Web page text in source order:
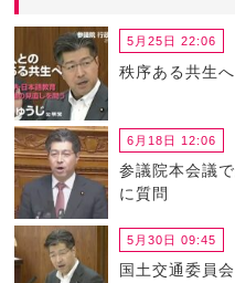
5月25日 22:06
秩序ある共生
6月18日 12:06
参議院本会議
に質問
5月30日 09:45
国土交通委員